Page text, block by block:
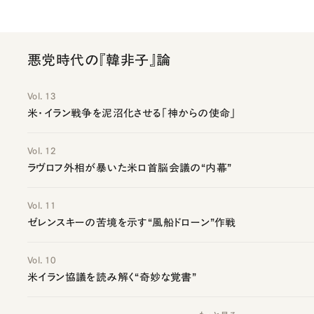
悪党時代の『韓非子』論
Vol. 13
米・イラン戦争を泥沼化させる「神からの使命」
Vol. 12
ラヴロフ外相が暴いた米ロ首脳会議の“内幕”
Vol. 11
ゼレンスキーの苦境を示す“風船ドローン”作戦
Vol. 10
米イラン協議を読み解く“奇妙な覚書”